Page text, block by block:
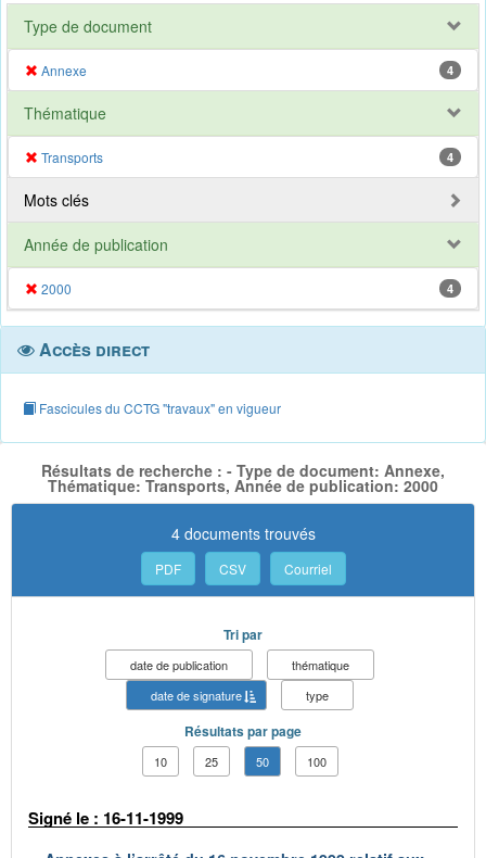
Type de document
Annexe 4
Thématique
Transports 4
Mots clés
Année de publication
2000 4
Accès direct
Fascicules du CCTG "travaux" en vigueur
Résultats de recherche : - Type de document: Annexe,
Thématique: Transports, Année de publication: 2000
4 documents trouvés
PDF CSV Courriel
Tri par
date de publication
thématique
date de signature
type
Résultats par page
10 25 50 100
Signé le : 16-11-1999